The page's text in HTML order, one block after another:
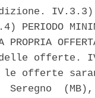
IV.3.3)
PROPRIA
offerte.
le offerte
(MB),